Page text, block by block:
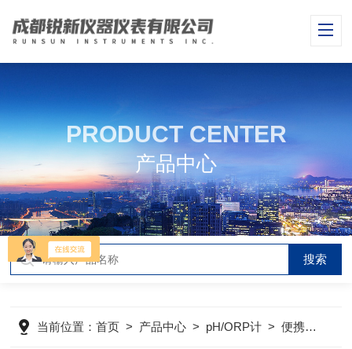
PRODUCT CENTER
产品中心
当前位置：首页 > 产品中心 > pH/ORP计 >便携式pH/ORP计